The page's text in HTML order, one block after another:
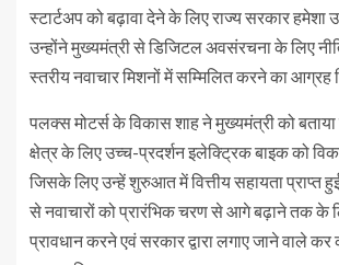
स्टार्टअप को बढ़ावा देने के लिए राज्य सरकार हमेशा
उन्होंने मुख्यमंत्री से डिजिटल अवसंरचना के लिए
स्तरीय नवाचार मिशनों में सम्मिलित करने का आग्रह
पलक्स मोटर्स के विकास शाह ने मुख्यमंत्री को बताया
क्षेत्र के लिए उच्च-प्रदर्शन इलेक्ट्रिक बाइक को
जिसके लिए उन्हें शुरुआत में वित्तीय सहायता प्राप्त
से नवाचारों को प्रारंभिक चरण से आगे बढ़ाने तक के
प्रावधान करने एवं सरकार द्वारा लगाए जाने वाले